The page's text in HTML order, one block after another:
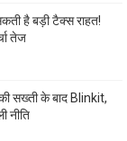
है बड़ी टैक्स राहत!
तेज
सख्ती के बाद Blinkit,
नीति